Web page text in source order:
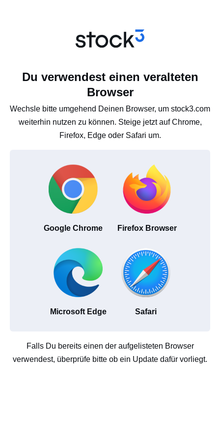
Du verwendest einen veralteten
Browser
Wechsle bitte umgehend Deinen Browser, um stock3.com
weiterhin nutzen zu können. Steige jetzt auf Chrome,
Firefox, Edge oder Safari um.
Google Chrome Firefox Browser
Microsoft Edge Safari
Falls Du bereits einen der aufgelisteten Browser
verwendest, überprüfe bitte ob ein Update dafür vorliegt.